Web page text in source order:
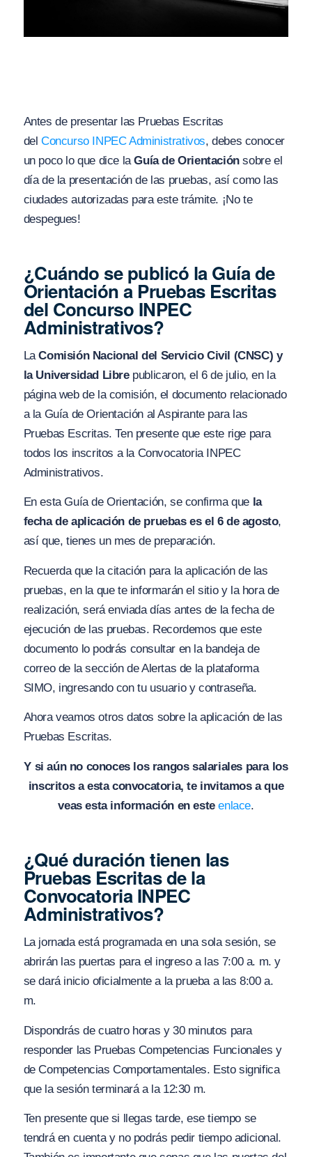
Antes de presentar las Pruebas Escritas
del Concurso INPEC Administrativos, debes conocer
un poco lo que dice laGuía de Orientaciónsobre el
día de la presentación de las pruebas, así como las
ciudades autorizadas para este trámite. ¡No te
despegues!
¿Cuándo se publicó la Guía de
Orientación a Pruebas Escritas
del Concurso INPEC
Administrativos?
LaComisión Nacional del Servicio Civil (CNSC) y
la Universidad Libre publicaron, el 6 de julio, en la
página web de la comisión, el documento relacionado
a la Guía de Orientación al Aspirante para las
Pruebas Escritas. Ten presente que este rige para
todos los inscritos a la Convocatoria INPEC
Administrativos.
En esta Guía de Orientación, se confirma que la
fecha de aplicación de pruebas es el 6 de agosto,
así que, tienes un mes de preparación.
Recuerda que la citación para la aplicación de las
pruebas, en la que te informarán el sitio y la hora de
realización, será enviada días antes de la fecha de
ejecución de las pruebas. Recordemos que este
documento lo podrás consultar en la bandeja de
correo de la sección de Alertas de la plataforma
SIMO, ingresando con tu usuario y contraseña.
Ahora veamos otros datos sobre la aplicación de las
Pruebas Escritas.
Y si aún no conoces los rangos salariales para los
inscritos a esta convocatoria, te invitamos a que
veas esta información en esteenlace.
¿Qué duración tienen las
Pruebas Escritas de la
Convocatoria INPEC
Administrativos?
La jornada está programada en una sola sesión, se
abrirán las puertas para el ingreso a las 7:00 a. m. y
se dará inicio oficialmente a la prueba a las 8:00 a.
m.
Dispondrás de cuatro horas y 30 minutos para
responder las Pruebas Competencias Funcionales y
de Competencias Comportamentales. Esto significa
que la sesión terminará a la 12:30 m.
Ten presente que si llegas tarde, ese tiempo se
tendrá en cuenta y no podrás pedir tiempo adicional.